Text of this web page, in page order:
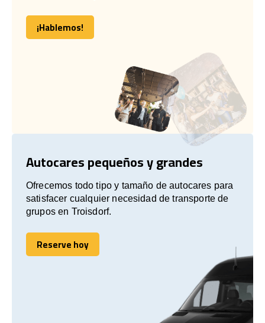
¡Hablemos!
¡Hablemos!
Autocares pequeños y grandes
Ofrecemos todo tipo y tamaño de autocares para
satisfacer cualquier necesidad de transporte de
grupos en Troisdorf.
Reserve hoy
Reserve hoy